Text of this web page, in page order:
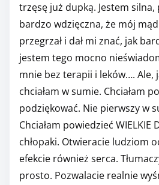
trzęsę już dupką. Jestem silna,
bardzo wdzięczna, że mój
przegrzał i dał mi znać, jak
jestem tego mocno
mnie bez terapii i leków…. Ale,
chciałam w sumie. Chciałam
podziękować. Nie pierwszy w
Chciałam powiedzieć WIELKIE
chłopaki. Otwieracie ludziom
efekcie również serca.
prosto. Pozwalacie realnie